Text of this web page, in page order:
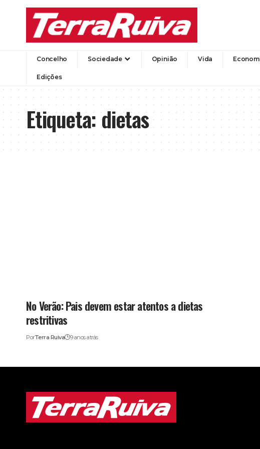
Concelho Sociedade Opinião Vida
Edições
Etiqueta:dietas
No Verão: Pais devem estar atentos a dietas
restritivas
PorTerra Ruiva 9 anos atrás